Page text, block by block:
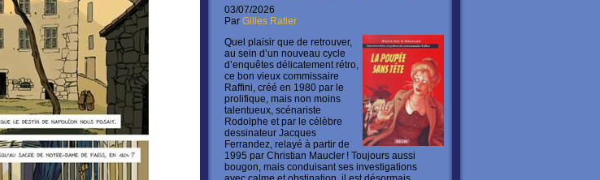
03/07/2026
Par Gilles Ratier
Quel plaisir que de retrouver,
au sein d’un nouveau cycle
d’enquêtes délicatement rétro,
ce bon vieux commissaire
Raffini, créé en 1980 par le
prolifique, mais non moins
talentueux, scénariste
Rodolphe et par le célèbre
dessinateur Jacques
Ferrandez, relayé à partir de
1995 par Christian Maucler ! Toujours aussi
bougon, mais conduisant ses investigations